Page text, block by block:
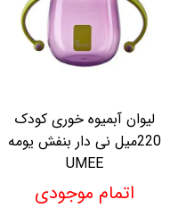
لیوان آبمیوه خوری کودک
220میل نی دار بنفش یومه
UMEE
اتمام موجودی